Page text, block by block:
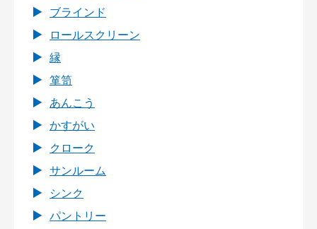
ブラインド
ロールスクリーン
縁
箪笥
あんこう
かすがい
クローク
サンルーム
シンク
パントリー